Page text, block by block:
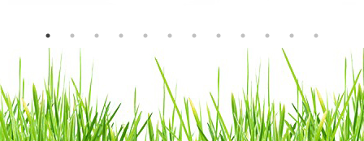
resistente e lo mantiene leggero e maneggevole. E un'ottima
sella regolabile. Con questo puoi girare tutto il mondo.
Il potere della leggerezza
Utilizzando le ultime tecniche di produzione e il magnesio